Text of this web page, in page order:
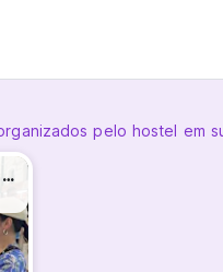
No Show,
o último dia para
hora local, do dia
caso contrário será
pelo hostel em
City Tour Every Friday - meet local